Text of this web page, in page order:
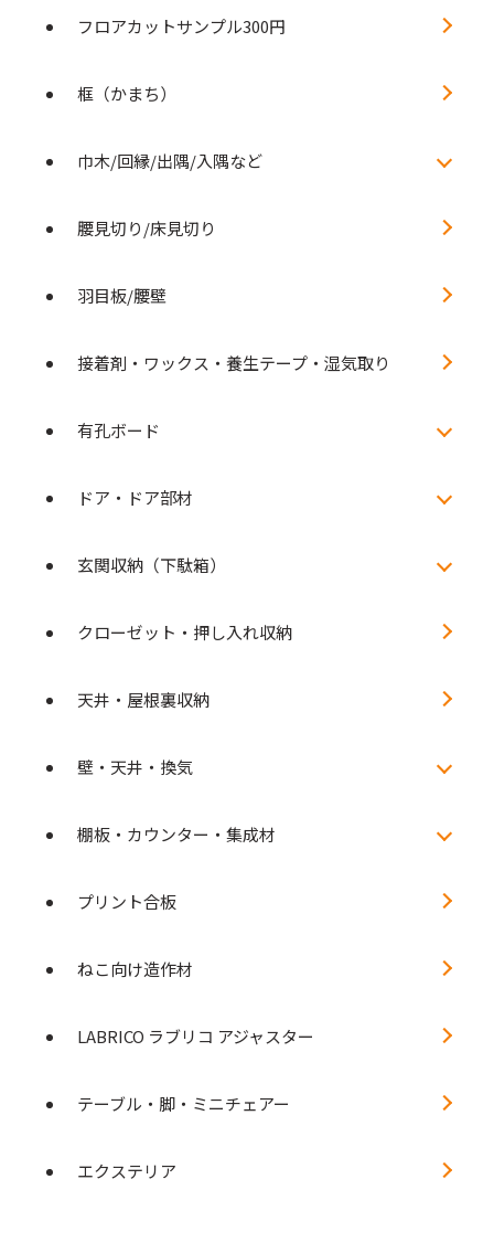
フロアカットサンプル300円
框（かまち）
巾木/回縁/出隅/入隅など
腰見切り/床見切り
羽目板/腰壁
接着剤・ワックス・養生テープ・湿気取り
有孔ボード
ドア・ドア部材
玄関収納（下駄箱）
クローゼット・押し入れ収納
天井・屋根裏収納
壁・天井・換気
棚板・カウンター・集成材
プリント合板
ねこ向け造作材
LABRICO ラブリコ アジャスター
テーブル・脚・ミニチェアー
エクステリア